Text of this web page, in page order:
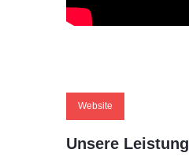
Website
Unsere Leistung